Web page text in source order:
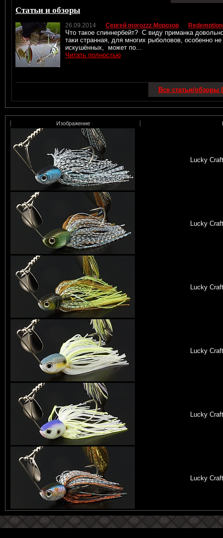
Статьи и обзоры
26.09.2014 Сергей morozzz Морозов
Что такое спиннербейт? С виду приманка
таки странная, для многих рыболовов, особенно не
искушённых, может по...
Читать полностью
Все статьи/обзоры
Изображение
Lucky
Lucky
Lucky
Lucky
Lucky
Lucky